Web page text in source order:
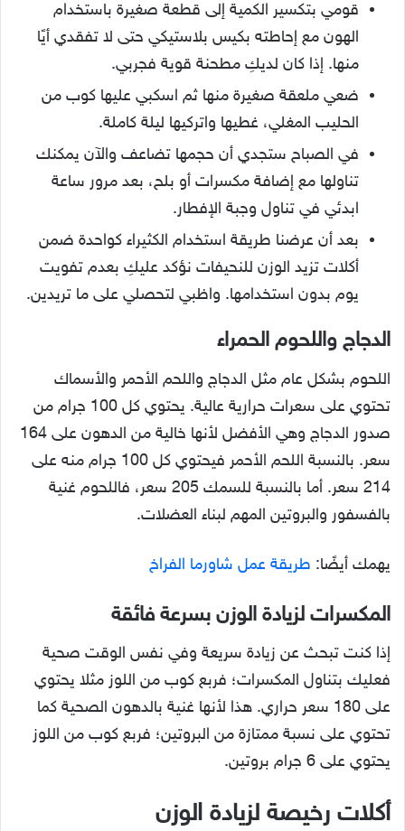
قومي بتكسير الكمية إلى قطعة صغيرة باستخدام
الهون مع إحاطته بكيس بلاستيكي حتى لا تفقدي أيًا
منها. إذا كان لديكِ مطحنة قوية فجربي.
ضعي ملعقة صغيرة منها ثم اسكبي عليها كوب من
الحليب المغلي، غطيها واتركيها ليلة كاملة.
في الصباح ستجدي أن حجمها تضاعف والآن يمكنك
تناولها مع إضافة مكسرات أو بلح، بعد مرور ساعة
ابدئي في تناول وجبة الإفطار.
بعد أن عرضنا طريقة استخدام الكثيراء كواحدة ضمن
أكلات تزيد الوزن للنحيفات نؤكد عليكِ بعدم تفويت
يوم بدون استخدامها. واظبي لتحصلي على ما تريدين.
الدجاج واللحوم الحمراء
اللحوم بشكل عام مثل الدجاج واللحم الأحمر والأسماك
تحتوي على سعرات حرارية عالية. يحتوي كل 100 جرام من
صدور الدجاج وهي الأفضل لأنها خالية من الدهون على 164
سعر. بالنسبة اللحم الأحمر فيحتوي كل 100 جرام منه على
214 سعر. أما بالنسبة للسمك 205 سعر، فاللحوم غنية
بالفسفور والبروتين المهم لبناء العضلات.
يهمك أيضًا: طريقة عمل شاورما الفراخ
المكسرات لزيادة الوزن بسرعة فائقة
إذا كنت تبحث عن زيادة سريعة وفي نفس الوقت صحية
فعليك بتناول المكسرات؛ فربع كوب من اللوز مثلا يحتوي
على 180 سعر حراري. هذا لأنها غنية بالدهون الصحية كما
تحتوي على نسبة ممتازة من البروتين؛ فربع كوب من اللوز
يحتوي على 6 جرام بروتين.
أكلات رخيصة لزيادة الوزن